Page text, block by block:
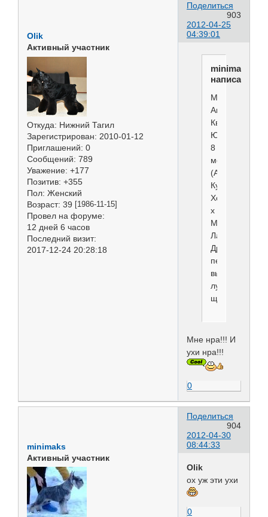
Поделиться
903
2012-04-25
04:39:01
Olik
Активный участник
Откуда: Нижний Тагил
Зарегистрирован: 2010-01-12
Приглашений: 0
Сообщений: 789
Уважение: +177
Позитив: +355
Пол: Женский
Возраст: 39 [1986-11-15]
Провел на форуме:
12 дней 6 часов
Последний визит:
2017-12-24 20:28:18
minimaks
написал(а):
Минимакс
Амбер
Квин
Юратэ
8
мес
(Анкор
Кураж
Хоттабыч
х
Минимакс
Лавли
Дрим)
первая
выставка
лучший
щенок
Мне нра!!! И
ухи нра!!!
0
Поделиться
904
2012-04-30
08:44:33
minimaks
Активный участник
Olik
ох уж эти ухи
0